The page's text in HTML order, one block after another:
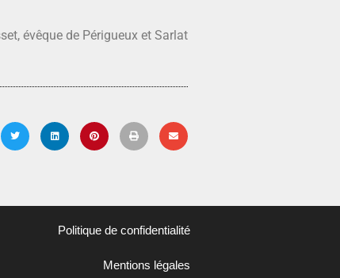
évêque de Périgueux et Sarlat
Politique de confidentialité
Mentions légales